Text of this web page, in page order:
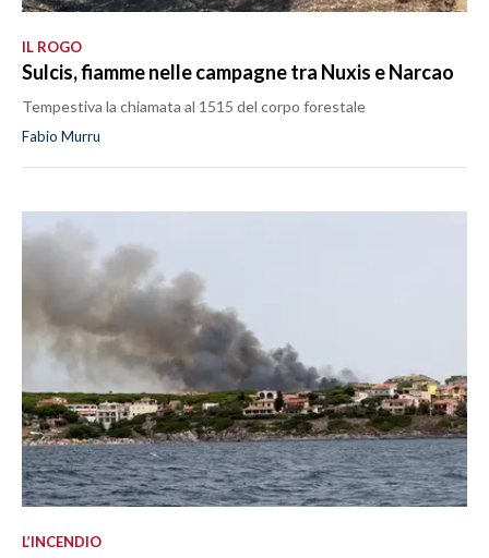
IL ROGO
Sulcis, fiamme nelle campagne tra Nuxis e Narcao
Tempestiva la chiamata al 1515 del corpo forestale
Fabio Murru
L’INCENDIO